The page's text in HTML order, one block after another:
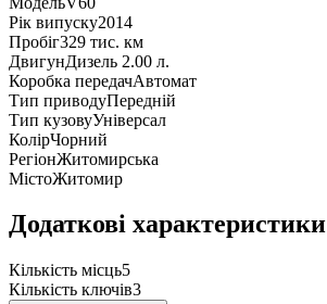
Рік випуску2014
Пробіг329 тис. км
ДвигунДизель 2.00 л.
Коробка передачАвтомат
Тип приводуПередній
Тип кузовуУніверсал
КолірЧорний
РегіонЖитомирська
МістоЖитомир
Додаткові характеристики
Кількість місць5
Кількість ключів3